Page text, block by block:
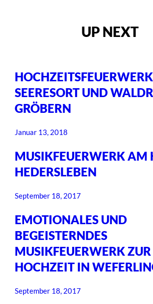
UP NEXT
SEERESORT UND
GRÖBERN
Januar 13, 2018
MUSIKFEUERWERK AM
HEDERSLEBEN
September 18, 2017
EMOTIONALES UND
BEGEISTERNDES
MUSIKFEUERWERK ZUR
HOCHZEIT IN
September 18, 2017